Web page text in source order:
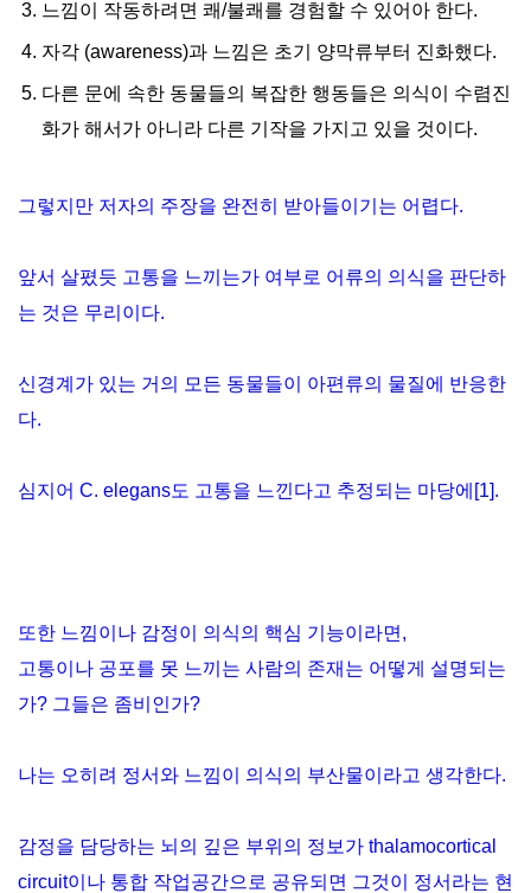
느낌이 작동하려면 쾌/불쾌를 경험할 수 있어아 한다.
자각 (awareness)과 느낌은 초기 양막류부터 진화했다.
다른 문에 속한 동물들의 복잡한 행동들은 의식이 수렴진
화가 해서가 아니라 다른 기작을 가지고 있을 것이다.
그렇지만 저자의 주장을 완전히 받아들이기는 어렵다.
앞서 살폈듯 고통을 느끼는가 여부로 어류의 의식을 판단하
는 것은 무리이다.
신경계가 있는 거의 모든 동물들이 아편류의 물질에 반응한
다.
심지어 C. elegans도 고통을 느낀다고 추정되는 마당에[1].
또한 느낌이나 감정이 의식의 핵심 기능이라면,
고통이나 공포를 못 느끼는 사람의 존재는 어떻게 설명되는
가? 그들은 좀비인가?
나는 오히려 정서와 느낌이 의식의 부산물이라고 생각한다.
감정을 담당하는 뇌의 깊은 부위의 정보가 thalamocortical
circuit이나 통합 작업공간으로 공유되면 그것이 정서라는 현